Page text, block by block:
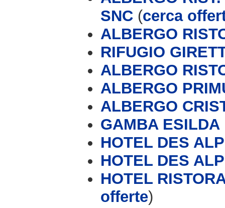
SNC (cerca
ALBERGO
RIFUGIO
ALBERGO
ALBERGO
ALBERGO
GAMBA ESILDA
HOTEL DES
HOTEL DES
HOTEL
offerte)